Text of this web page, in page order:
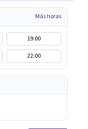
conflictos
desarrollar
y avanzar con
un camino
personal y para
Más horas
19:00
22:00